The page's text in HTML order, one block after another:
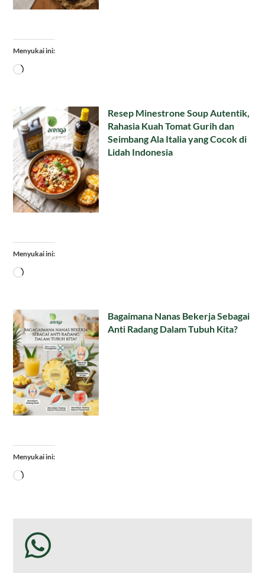
Menyukai ini:
Memuat...
Resep Minestrone Soup Autentik,
Rahasia Kuah Tomat Gurih dan
Seimbang Ala Italia yang Cocok di
Lidah Indonesia
Menyukai ini:
Memuat...
Bagaimana Nanas Bekerja Sebagai
Anti Radang Dalam Tubuh Kita?
Menyukai ini:
Memuat...